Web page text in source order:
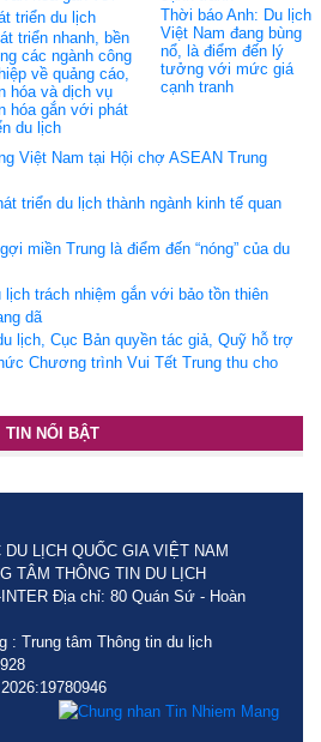
triển nhanh, bền
các ngành công
về quảng cáo,
hóa và dịch vụ
hóa gắn với phát
du lịch
Thời báo Anh: Du lịch
Việt Nam đang bùng
nổ, là điểm đến lý
tưởng với mức giá
cạnh tranh
Việt Nam tại Hội chợ ASEAN Trung
triển du lịch thành ngành kinh tế quan
miền Trung là điểm đến “nóng” của du
lịch trách nhiệm gắn với bảo tồn thiên
dã
lịch, Cục Bản quyền tác giả, Quỹ hỗ trợ
Chương trình Vui Tết Trung thu cho
TIN NỔI BẬT
LỊCH QUỐC GIA VIỆT NAM
TÂM THÔNG TIN DU LỊCH
Địa chỉ: 80 Quán Sứ - Hoàn
: Trung tâm Thông tin du lịch